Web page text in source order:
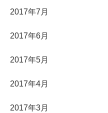
2017年7月
2017年6月
2017年5月
2017年4月
2017年3月